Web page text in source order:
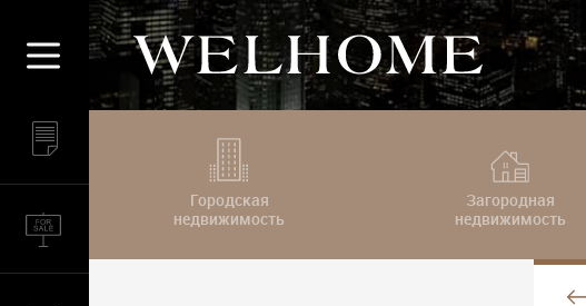
Городская
недвижимость
Загородная
недвижимость